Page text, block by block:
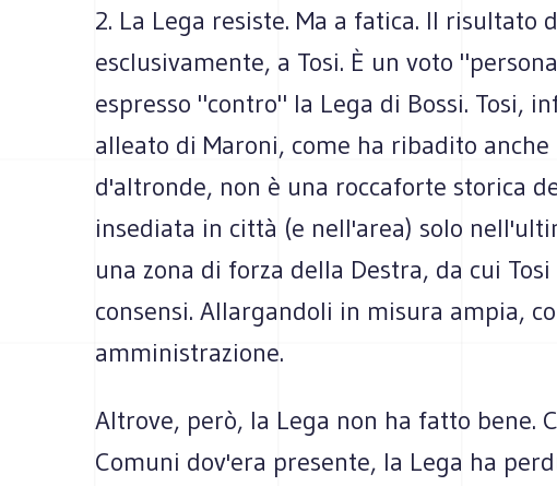
2. La Lega resiste. Ma a fatica. Il risultato
esclusivamente, a Tosi. È un voto
espresso "contro" la Lega di Bossi. Tosi,
alleato di Maroni, come ha ribadito
d'altronde, non è una roccaforte storica
insediata in città (e nell'area) solo
una zona di forza della Destra, da cui
consensi. Allargandoli in misura ampia,
amministrazione.
Altrove, però, la Lega non ha fatto bene.
Comuni dov'era presente, la Lega ha